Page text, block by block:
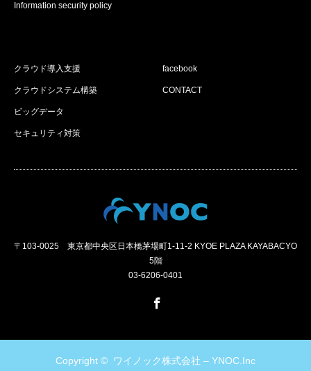
Information security policy
クラウド導入支援
クラウドシステム構築
ビッグデータ
セキュリティ対策
facebook
CONTACT
〒103-0025 東京都中央区日本橋茅場町1-11-2 KYOE PLAZA KAYABACYO
5階
03-6206-0401
Copyright © ワイノック株式会社 – YNOC.Inc